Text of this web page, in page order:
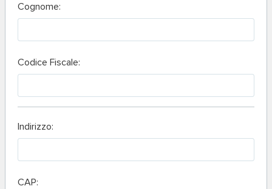
Cognome:
Codice Fiscale:
Indirizzo:
CAP: